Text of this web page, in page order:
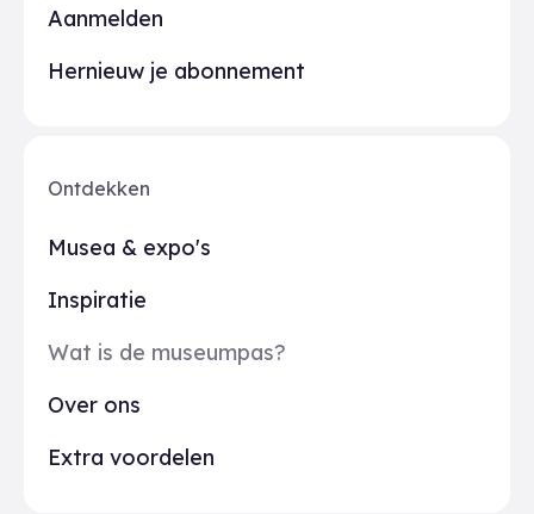
Ontdekken
Musea & expo's
Inspiratie
Wat is de museumpas?
Over ons
Extra voordelen
Aanmelden
Hernieuw je abonnement